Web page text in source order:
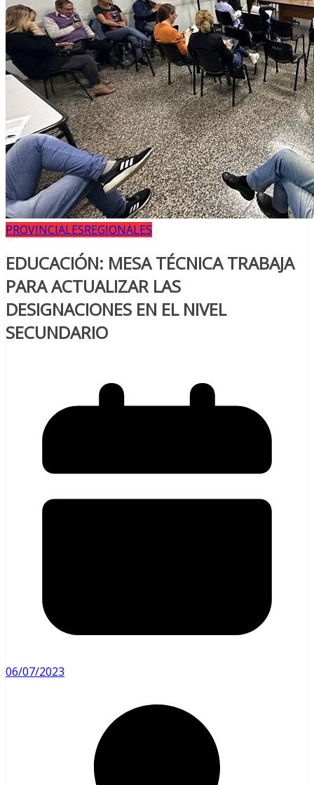
PROVINCIALESREGIONALES
EDUCACIÓN: MESA TÉCNICA TRABAJA
PARA ACTUALIZAR LAS
DESIGNACIONES EN EL NIVEL
SECUNDARIO
06/07/2023